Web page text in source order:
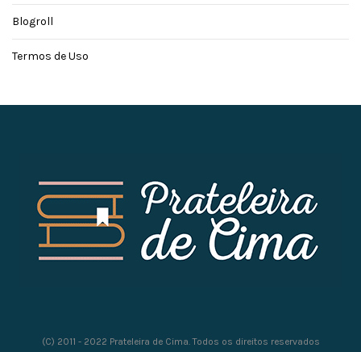
Blogroll
Termos de Uso
(C) 2011 - 2022 Prateleira de Cima. Todos os direitos reservados